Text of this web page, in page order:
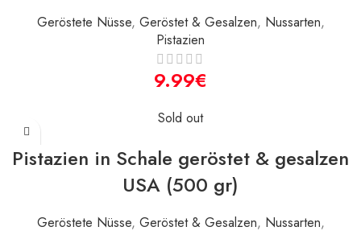
Geröstete Nüsse, Geröstet & Gesalzen, Nussarten,
Pistazien
€
Sold out
Pistazien in Schale geröstet & gesalzen
USA (500 gr)
Geröstete Nüsse, Geröstet & Gesalzen, Nussarten,